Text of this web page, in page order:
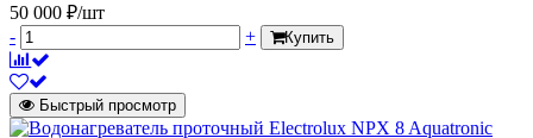
50 000 ₽/шт
-
+ Купить
Быстрый просмотр